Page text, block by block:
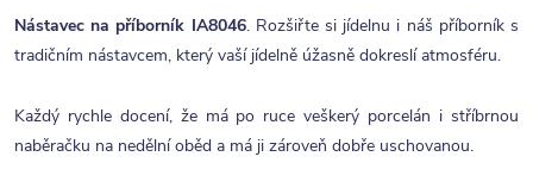
Nástavec na příborník IA8046. Rozšiřte si jídelnu i náš příborník s
tradičním nástavcem, který vaší jídelně úžasně dokreslí atmosféru.
Každý rychle docení, že má po ruce veškerý porcelán i stříbrnou
naběračku na nedělní oběd a má ji zároveň dobře uschovanou.